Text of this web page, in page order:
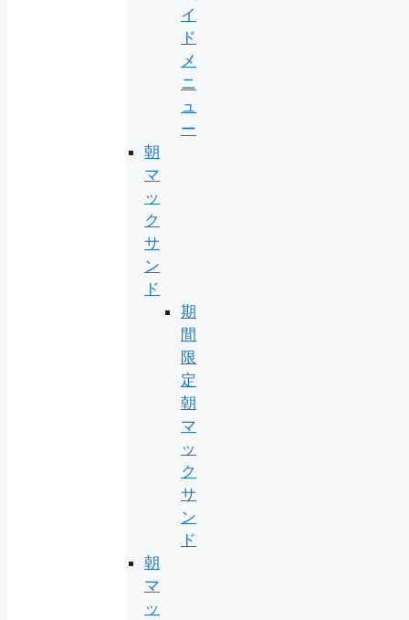
イ
ド
メ
ニ
ュ
ー
朝
マ
ッ
ク
サ
ン
ド
期
間
限
定
朝
マ
ッ
ク
サ
ン
ド
朝
マ
ッ